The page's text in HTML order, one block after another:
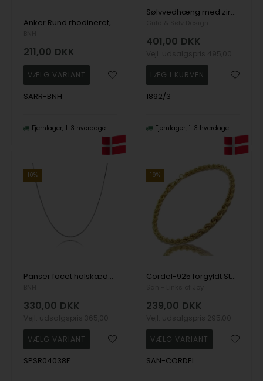
Anker Rund rhodineret, 925 sterling sølv halskæder i flere længder og bredder
211,00 DKK
SARR-BNH
Fjernlager 1-3 hverdage
Sølvvedhæng med zirkonia og kæde
401,00 DKK
1892/3
Fjernlager 1-3 hverdage
10%
Panser facet halskæder i sort rhodineret sterling sølv 1,2 mm / tråd 0,4 mm, 38-100 cm
330,00 DKK
SPSR04038F
19%
Cordel-925 forgyldt Sterlingsølv-Fås i flere bredder og længder
239,00 DKK
SAN-CORDEL